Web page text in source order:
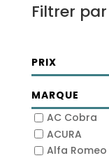
Filtrer
PRIX
MARQUE
AC Cobra
ACURA
Alfa Romeo